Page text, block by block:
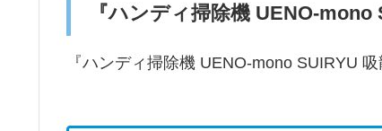
『ハンディ掃除機 UENO-
『ハンディ掃除機 UENO-mono SUIRYU